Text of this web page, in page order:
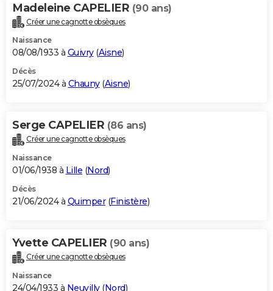
Madeleine CAPELIER (90 ans)
Créer une cagnotte obsèques
Naissance
08/08/1933 à Guivry(Aisne)
Décès
25/07/2024 à Chauny(Aisne)
Serge CAPELIER (86 ans)
Créer une cagnotte obsèques
Naissance
01/06/1938 à Lille (Nord)
Décès
21/06/2024 à Quimper(Finistère)
Yvette CAPELIER (90 ans)
Créer une cagnotte obsèques
Naissance
24/04/1933 à Neuvilly(Nord)